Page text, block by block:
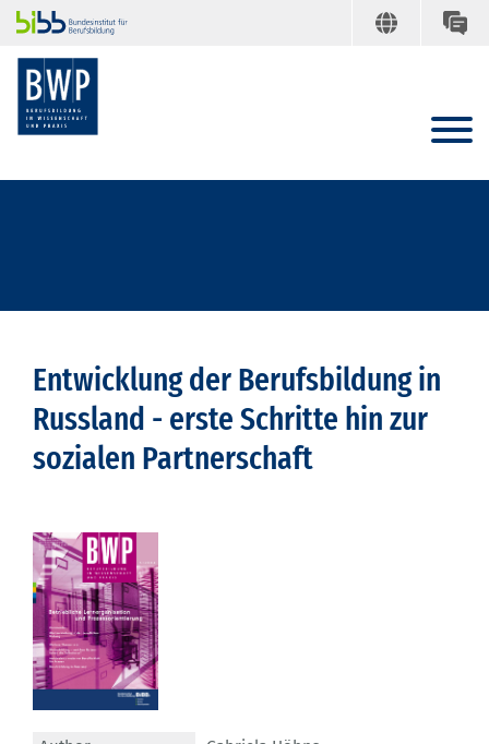
Entwicklung der Berufsbildung in
Russland - erste Schritte hin zur
sozialen Partnerschaft